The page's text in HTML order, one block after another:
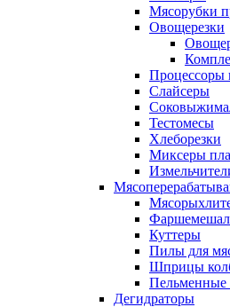
Мясорубки
Овощерезки
Процессоры
Слайсеры
Тестомесы
Хлеборезки
Миксеры
Куттеры
Пилы для
Шприцы
Пельменные
Дегидраторы